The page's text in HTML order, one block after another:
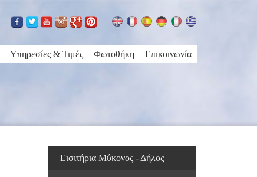
Υπηρεσίες & Τιμές Φωτοθήκη Επικοινωνία
Εισιτήρια Μύκονος - Δήλος